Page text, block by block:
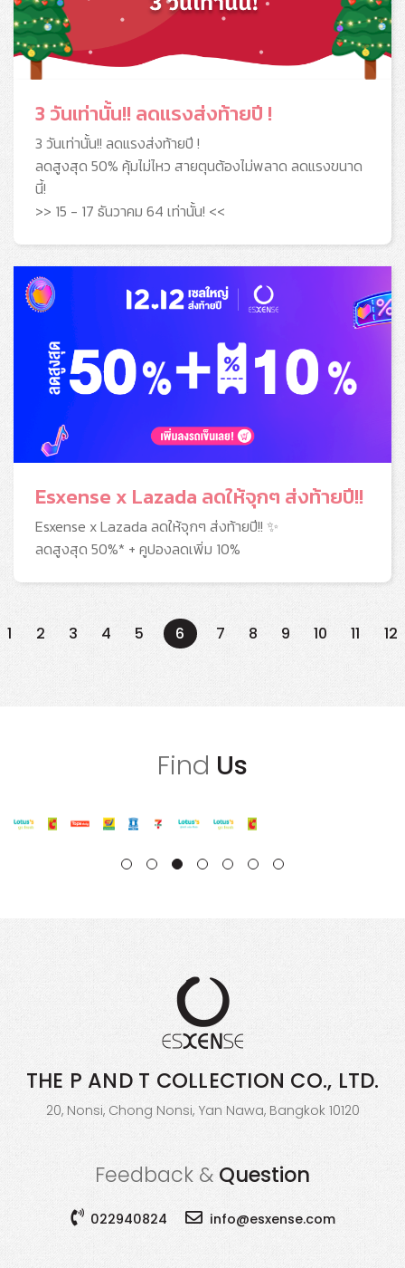
3 วันเท่านั้น!! ลดแรงส่งท้ายปี !
3 วันเท่านั้น!! ลดแรงส่งท้ายปี !
ลดสูงสุด 50% คุ้มไม่ไหว สายตุนต้องไม่พลาด ลดแรงขนาด
นี้!
>> 15 - 17 ธันวาคม 64 เท่านั้น! <<
Esxense x Lazada ลดให้จุกๆ ส่งท้ายปี!!
Esxense x Lazada ลดให้จุกๆ ส่งท้ายปี!! ✨
ลดสูงสุด 50%* + คูปองลดเพิ่ม 10%
1 2 3 4 5 6 7 8 9 10 11 12
Find Us
THE P AND T COLLECTION CO., LTD.
20, Nonsi, Chong Nonsi, Yan Nawa, Bangkok 10120
Feedback & Question
022940824 info@esxense.com